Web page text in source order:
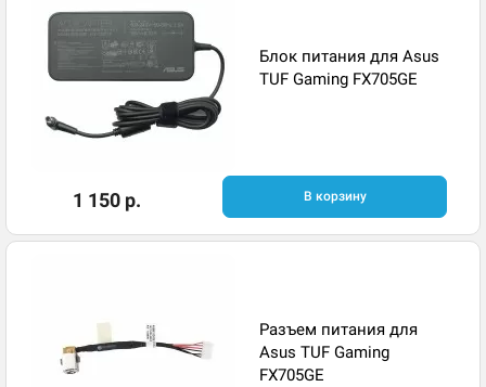
Блок питания для Asus
TUF Gaming FX705GE
1 150 р. В корзину
Разъем питания для
Asus TUF Gaming
FX705GE